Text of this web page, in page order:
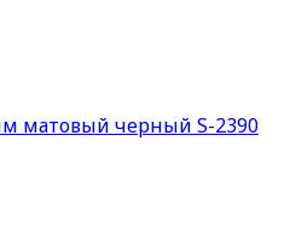
матовый черный S-2390